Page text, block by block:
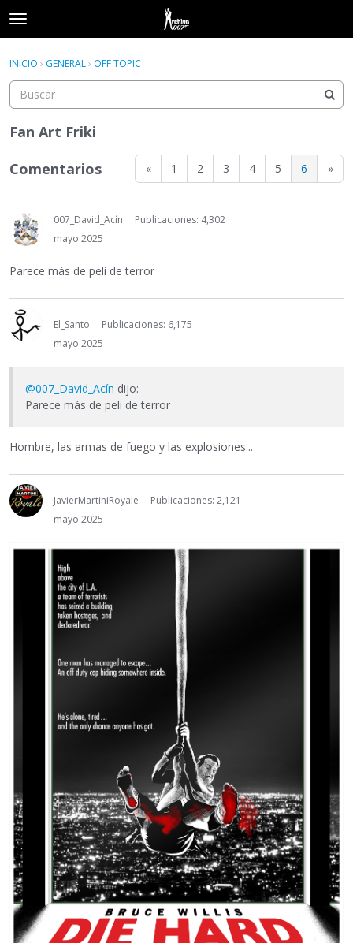
t
o
g
e
m
e
u
Acceder
Acceder Registrarse
INICIO › GENERAL› OFF TOPIC
Fan Art Friki
« 1 2 3 4 5 6 »
Comentarios
007_David_Acín
Publicaciones: 4,302
mayo 2025
Parece más de peli de terror
El_Santo
Publicaciones: 6,175
mayo 2025
@007_David_Acín dijo:
Parece más de peli de terror
Hombre, las armas de fuego y las explosiones...
JavierMartiniRoyale
Publicaciones: 2,121
mayo 2025